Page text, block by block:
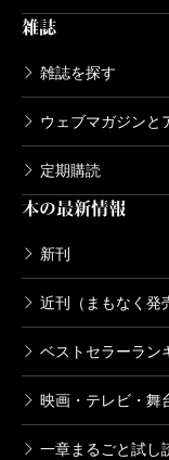
雑誌
雑誌を探す
ウェブマガジンと
定期購読
本の最新情報
新刊
近刊（まもなく発
ベストセラーラン
映画・テレビ・舞
一章まるごと試し